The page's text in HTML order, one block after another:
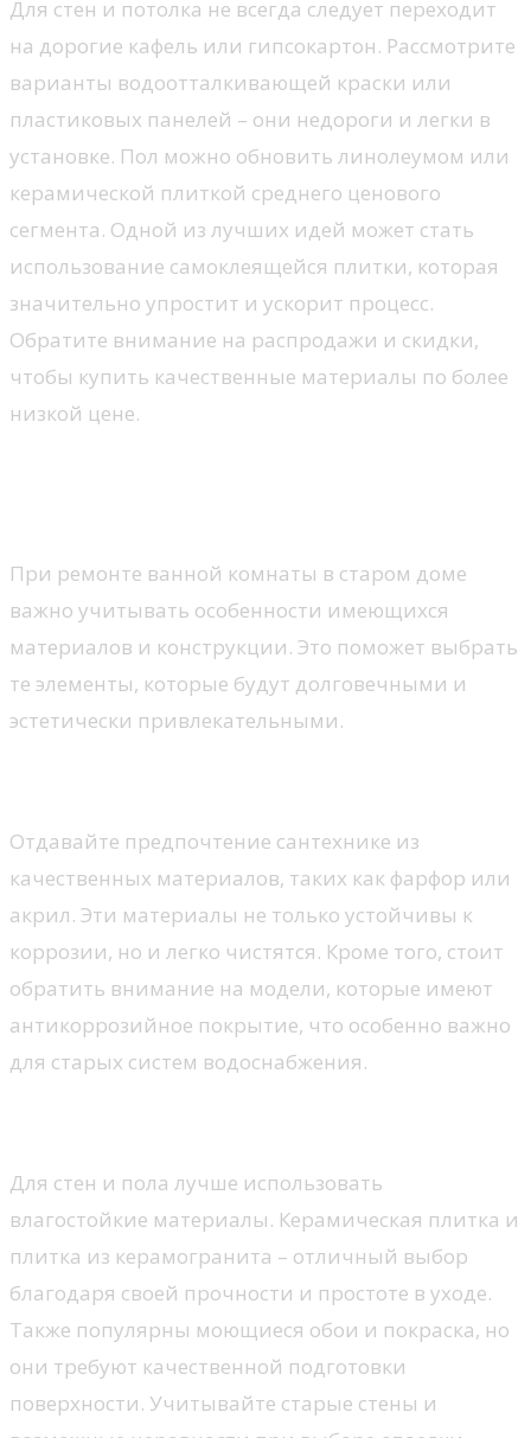
Для стен и потолка не всегда следует переходит
на дорогие кафель или гипсокартон. Рассмотрите
варианты водоотталкивающей краски или
пластиковых панелей – они недороги и легки в
установке. Пол можно обновить линолеумом или
керамической плиткой среднего ценового
сегмента. Одной из лучших идей может стать
использование самоклеящейся плитки, которая
значительно упростит и ускорит процесс.
Обратите внимание на распродажи и скидки,
чтобы купить качественные материалы по более
низкой цене.
При ремонте ванной комнаты в старом доме
важно учитывать особенности имеющихся
материалов и конструкции. Это поможет выбрать
те элементы, которые будут долговечными и
эстетически привлекательными.
Отдавайте предпочтение сантехнике из
качественных материалов, таких как фарфор или
акрил. Эти материалы не только устойчивы к
коррозии, но и легко чистятся. Кроме того, стоит
обратить внимание на модели, которые имеют
антикоррозийное покрытие, что особенно важно
для старых систем водоснабжения.
Для стен и пола лучше использовать
влагостойкие материалы. Керамическая плитка и
плитка из керамогранита – отличный выбор
благодаря своей прочности и простоте в уходе.
Также популярны моющиеся обои и покраска, но
они требуют качественной подготовки
поверхности. Учитывайте старые стены и